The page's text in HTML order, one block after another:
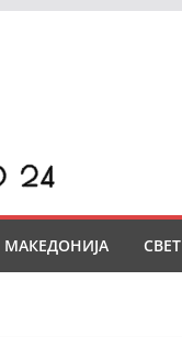
МАКЕДОНИЈА СВЕТ